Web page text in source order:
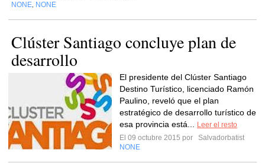
NONE NONE
Clúster Santiago concluye plan de
desarrollo
El presidente del Clúster Santiago
Destino Turístico, licenciado Ramón
Paulino, reveló que el plan
estratégico de desarrollo turístico de
esa provincia está...
Leer el resto
El 09 octubre 2015 por
Salvadorbatist
NONE